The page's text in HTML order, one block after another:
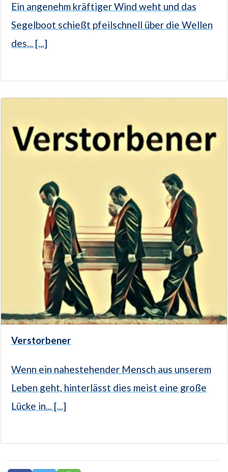
Ein angenehm kräftiger Wind weht und das
Segelboot schießt pfeilschnell über die Wellen
des... [...]
Verstorbener
Wenn ein nahestehender Mensch aus unserem
Leben geht, hinterlässt dies meist eine große
Lücke in... [...]